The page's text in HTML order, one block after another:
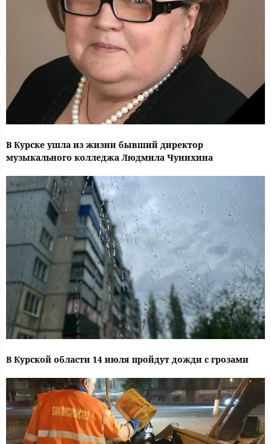
В Курске ушла из жизни бывший директор
музыкального колледжа Людмила Чунихина
В Курской области 14 июля пройдут дожди с грозами